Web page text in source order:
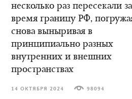
несколько раз пересекали
время границу РФ,
снова выныривая в
принципиально разных
внутренних и внешних
пространствах
14 ОКТЯБРЯ 2024 98094